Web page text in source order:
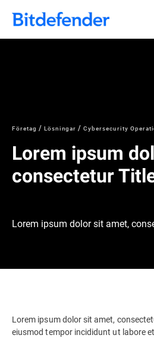
Företag Lösningar Cybersecurity
Lorem ipsum
consectetur
Lorem ipsum dolor sit amet,
Lorem ipsum dolor sit amet,
eiusmod tempor incididunt ut labore